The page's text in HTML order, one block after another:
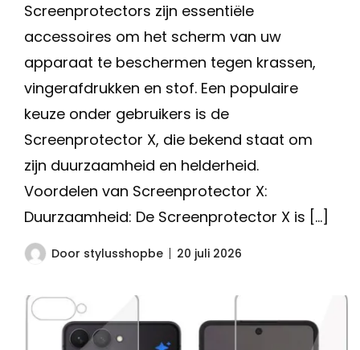
Screenprotectors zijn essentiële
accessoires om het scherm van uw
apparaat te beschermen tegen krassen,
vingerafdrukken en stof. Een populaire
keuze onder gebruikers is de
Screenprotector X, die bekend staat om
zijn duurzaamheid en helderheid.
Voordelen van Screenprotector X:
Duurzaamheid: De Screenprotector X is […]
Door stylusshopbe 20 juli 2026